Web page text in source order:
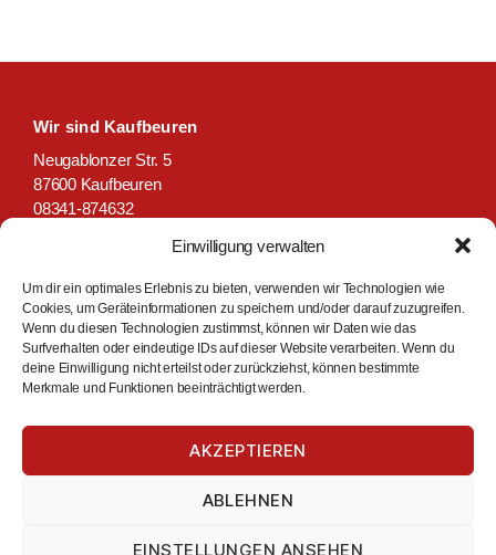
Einwilligung verwalten
Um dir ein optimales Erlebnis zu bieten, verwenden wir Technologien wie
Cookies, um Geräteinformationen zu speichern und/oder darauf zuzugreifen.
Wenn du diesen Technologien zustimmst, können wir Daten wie das
Surfverhalten oder eindeutige IDs auf dieser Website verarbeiten. Wenn du
deine Einwilligung nicht erteilst oder zurückziehst, können bestimmte
Merkmale und Funktionen beeinträchtigt werden.
AKZEPTIEREN
ABLEHNEN
EINSTELLUNGEN ANSEHEN
Wir sind Kaufbeuren
Neugablonzer Str. 5
87600 Kaufbeuren
08341-874632
info@wir-sind-kaufbeuren.de
www.wir-sind-kaufbeuren.de
mehr wissen. mehr
erreichen.
Lokales, Lebendiges und Aktuelles
Kaufbeuren und Umgebung. Entdecke News, Jobs,
Täglich, aktuell, kostenlos. Wir sind Kaufbeuren: Deine